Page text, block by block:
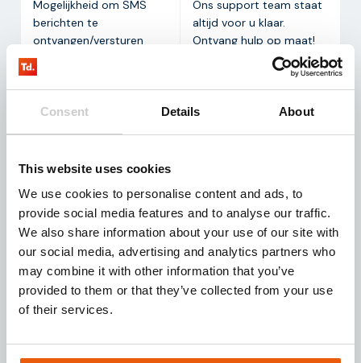
Consent Details About
This website uses cookies
We use cookies to personalise content and ads, to
provide social media features and to analyse our traffic.
We also share information about your use of our site with
our social media, advertising and analytics partners who
may combine it with other information that you’ve
provided to them or that they’ve collected from your use
of their services.
Mogelijkheid om SMS
berichten te
ontvangen/versturen
binnen de test.
Ons support team staat
altijd voor u klaar.
Ontvang hulp op maat!
Veelgestelde vragen over
MFF2
Wat is MFF2?
MFF2 (Miniaturized Form Factor 2) is het kleinste
formaat dat rechtstreeks op de PCB van hardware
wordt gemonteerd. Dit zorgt voor ruimtebesparing
installaties, apparatuur, en sensoren op afstand